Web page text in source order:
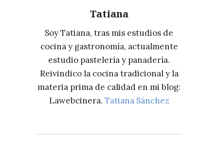
Tatiana
Soy Tatiana, tras mis estudios de
cocina y gastronomía, actualmente
estudio pastelería y panadería.
Reivindico la cocina tradicional y la
materia prima de calidad en mi blog:
Lawebcinera. Tatiana Sánchez